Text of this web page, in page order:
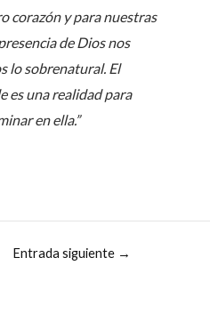
corazón y para nuestras
de Dios nos
lo sobrenatural. El
es una realidad para
en ella.”
Entrada siguiente →